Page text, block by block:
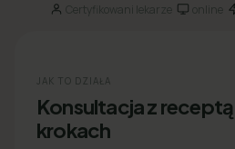
Certyfikowani lekarze· online·
JAK TO DZIAŁA
Konsultacja z
krokach